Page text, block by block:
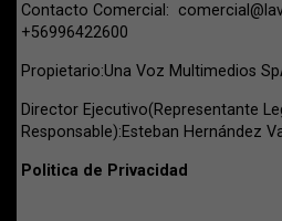
Contacto Comercial:
+56996422600
Propietario:Una Voz Multimedios
Director Ejecutivo(Representante
Responsable):Esteban Hernández
Politica de Privacidad